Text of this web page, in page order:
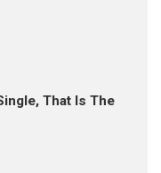
That Is The